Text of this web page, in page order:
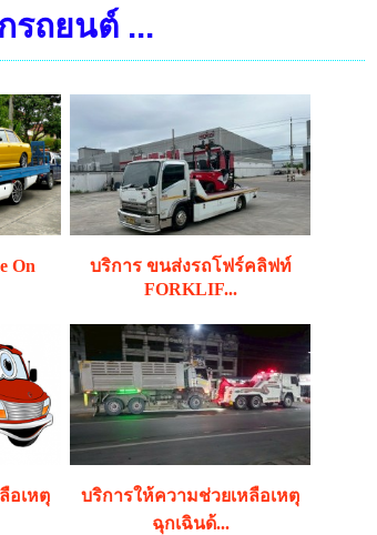
รถยนต์ ...
On
บริการ ขนส่งรถโฟร์คลิฟท์
FORKLIF...
อเหตุ
บริการให้ความช่วยเหลือเหตุ
ฉุกเฉินด้...